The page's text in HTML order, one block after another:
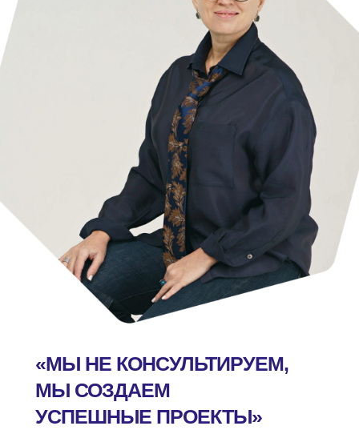
«МЫ НЕ КОНСУЛЬТИРУЕМ,
МЫ СОЗДАЕМ
УСПЕШНЫЕ ПРОЕКТЫ»